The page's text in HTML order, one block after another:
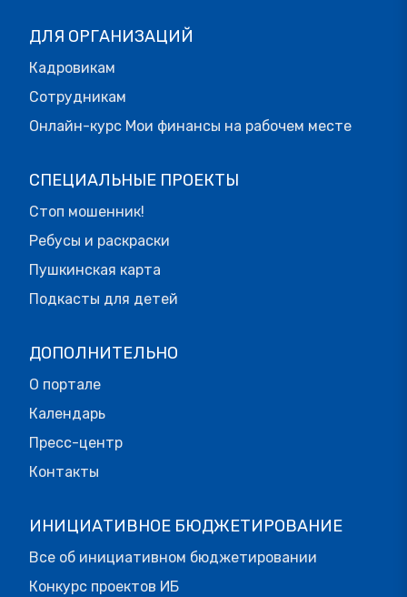
ДЛЯ ОРГАНИЗАЦИЙ
Кадровикам
Сотрудникам
Онлайн-курс Мои финансы на рабочем месте
СПЕЦИАЛЬНЫЕ ПРОЕКТЫ
Стоп мошенник!
Ребусы и раскраски
Пушкинская карта
Подкасты для детей
ДОПОЛНИТЕЛЬНО
О портале
Календарь
Пресс-центр
Контакты
ИНИЦИАТИВНОЕ БЮДЖЕТИРОВАНИЕ
Все об инициативном бюджетировании
Конкурс проектов ИБ